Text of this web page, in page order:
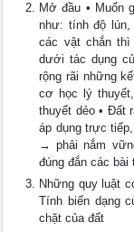
Mở đầu • Muốn
như: tính độ
các vật chắn
dưới tác dụng
rộng rãi những
cơ học lý
thuyết dẻo • Đất
áp dụng trực
→ phải nắm
đúng đắn các
Những quy luật
Tính biến dạng
chặt của đất